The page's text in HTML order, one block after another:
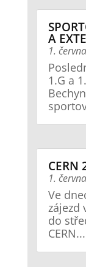
A
1.
1.G a
CERN
1.
Ve
zájezd
do
CERN...